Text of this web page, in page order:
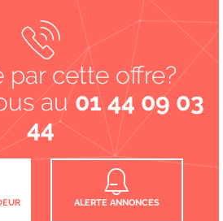
par cette offre?
au01 44 09 03
44
ALERTE ANNONCES